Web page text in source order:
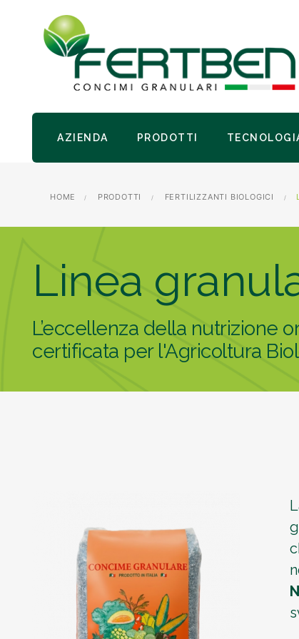
AZIENDA PRODOTTI
HOME PRODOTTI FERTILIZZANTI BIOLOGICI
Linea
L’eccellenza della nutrizione
certificata per l'Agricoltura